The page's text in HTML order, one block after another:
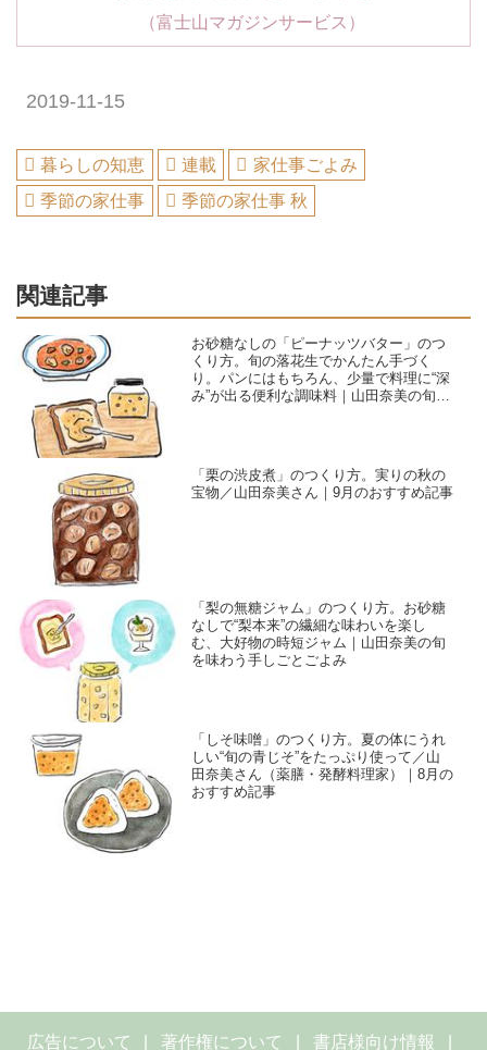
（富士山マガジンサービス）
2019-11-15
暮らしの知恵 連載
家仕事ごよみ
季節の家仕事
季節の家仕事 秋
関連記事
お砂糖なしの「ピーナッツバター」のつ
くり方。旬の落花生でかんたん手づく
り。パンにはもちろん、少量で料理に“深
み”が出る便利な調味料｜山田奈美の旬を
「栗の渋皮煮」のつくり方。実りの秋の
宝物／山田奈美さん｜9月のおすすめ記事
「梨の無糖ジャム」のつくり方。お砂糖
なしで“梨本来”の繊細な味わいを楽し
む、大好物の時短ジャム｜山田奈美の旬
を味わう手しごとごよみ
「しそ味噌」のつくり方。夏の体にうれ
しい“旬の青じそ”をたっぷり使って／山
田奈美さん（薬膳・発酵料理家）｜8月の
おすすめ記事
広告について 著作権について 書店様向け情報